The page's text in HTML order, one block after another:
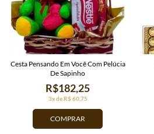
COMPRAR
3x de R$ 60,75
R$182,25
Cesta Pensando Em Você Com Pelúcia
De Sapinho